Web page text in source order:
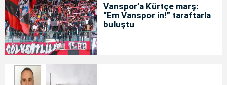
Vanspor’a Kürtçe marş:
“Em Vanspor in!” taraftarla
buluştu